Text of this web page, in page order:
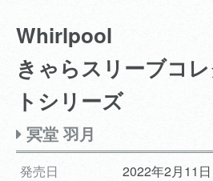
Whirlpool
きゃらスリーブコ
トシリーズ
冥堂 羽月
発売日
2022年2月11日